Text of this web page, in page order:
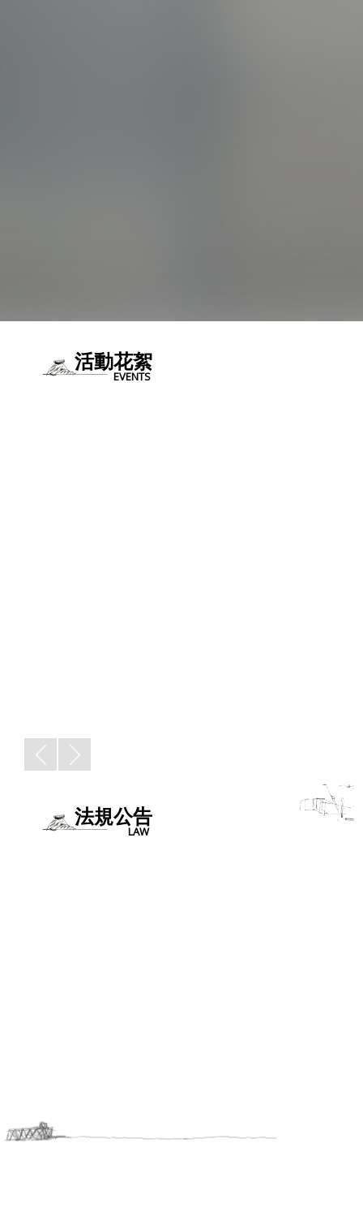
活動花絮
EVENTS
法規公告
LAW